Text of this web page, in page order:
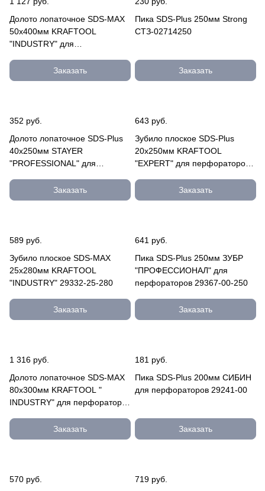
Долото лопаточное SDS-MAX
50х400мм KRAFTOOL
"INDUSTRY" для
Заказать
Пика SDS-Plus 250мм Strong
СТЗ-02714250
Заказать
352 руб.
Долото лопаточное SDS-Plus
40x250мм STAYER
"PROFESSIONAL" для
29354-40-250_z01
Заказать
643 руб.
Зубило плоское SDS-Plus
20х250мм KRAFTOOL
"EXPERT" для перфораторов
Заказать
589 руб.
Зубило плоское SDS-MAX
25х280мм KRAFTOOL
"INDUSTRY" 29332-25-280
Заказать
641 руб.
Пика SDS-Plus 250мм ЗУБР
"ПРОФЕССИОНАЛ" для
перфораторов 29367-00-250
Заказать
1 316 руб.
Долото лопаточное SDS-MAX
80х300мм KRAFTOOL "
INDUSTRY" для перфораторов
Заказать
181 руб.
Пика SDS-Plus 200мм СИБИН
для перфораторов 29241-00
Заказать
570 руб.
719 руб.